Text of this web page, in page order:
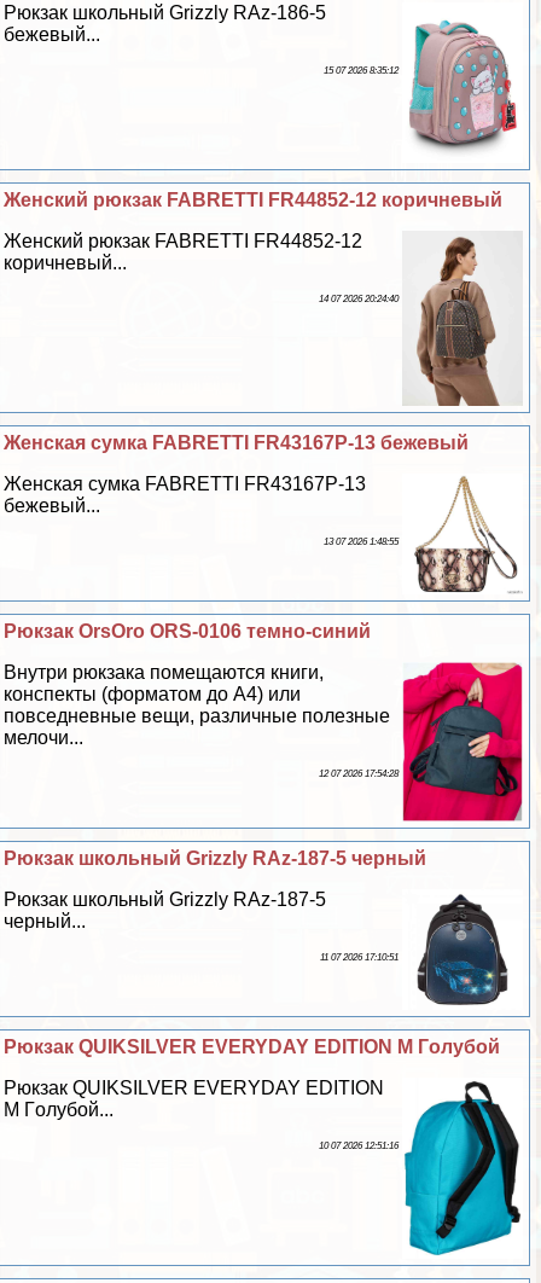
Рюкзак школьный Grizzly RAz-186-5
бежевый...
15 07 2026 8:35:12
Женский рюкзак FABRETTI FR44852-12 коричневый
Женский рюкзак FABRETTI FR44852-12
коричневый...
14 07 2026 20:24:40
Женская сумка FABRETTI FR43167P-13 бежевый
Женская сумка FABRETTI FR43167P-13
бежевый...
13 07 2026 1:48:55
Рюкзак OrsOro ORS-0106 темно-синий
Внутри рюкзака помещаются книги,
конспекты (форматом до А4) или
повседневные вещи, различные полезные
мелочи...
12 07 2026 17:54:28
Рюкзак школьный Grizzly RAz-187-5 черный
Рюкзак школьный Grizzly RAz-187-5
черный...
11 07 2026 17:10:51
Рюкзак QUIKSILVER EVERYDAY EDITION M Гoлyбой
Рюкзак QUIKSILVER EVERYDAY EDITION
M Гoлyбой...
10 07 2026 12:51:16